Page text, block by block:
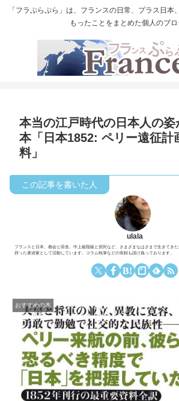
「フラぷらぷら」は、フランスの日常、プラス日本
もったことをまとめた個人のブ
本当の江戸時代の日本人の姿
本「日本1852: ペリー遠征計
料」
ulala
フランスと日本、都会と田舎、中上級階級と庶民など、さまざまなはざまで生きてき
持った著述家として活動しています。コラム執筆などの依頼も請け負っております。
おすすめの本